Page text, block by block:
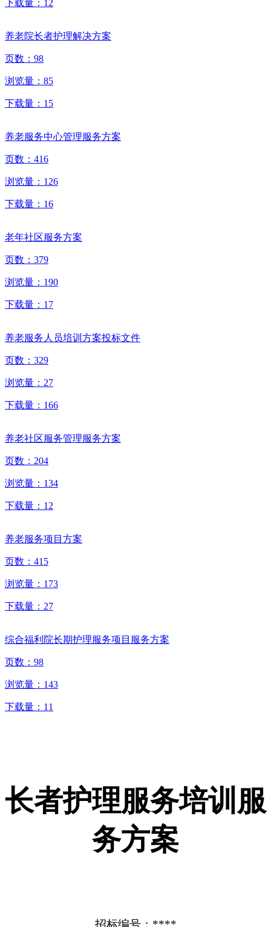
下载量： 12
养老院长者护理解决方案
页数： 98
浏览量： 85
下载量： 15
养老服务中心管理服务方案
页数： 416
浏览量： 126
下载量： 16
老年社区服务方案
页数： 379
浏览量： 190
下载量： 17
养老服务人员培训方案投标文件
页数： 329
浏览量： 27
下载量： 166
养老社区服务管理服务方案
页数： 204
浏览量： 134
下载量： 12
养老服务项目方案
页数： 415
浏览量： 173
下载量： 27
综合福利院长期护理服务项目服务方案
页数： 98
浏览量： 143
下载量： 11
长者护理服务培训服
务方案
招标编号：****